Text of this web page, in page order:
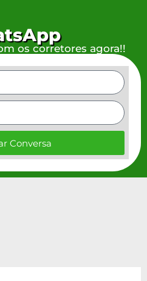
os corretores agora!!
Conversa